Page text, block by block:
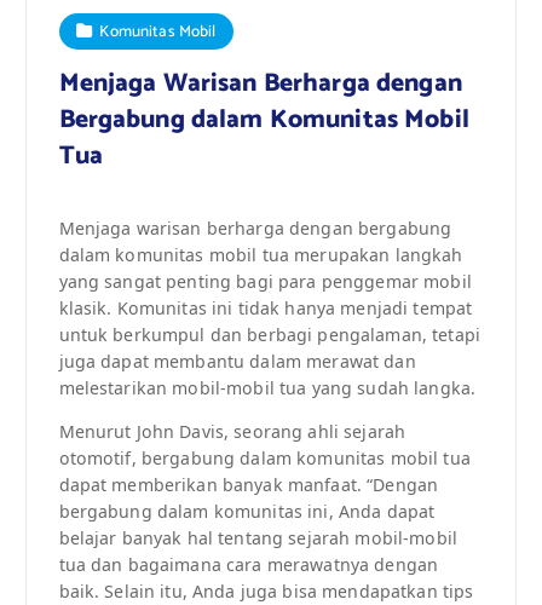
Komunitas Mobil
Menjaga Warisan Berharga dengan
Bergabung dalam Komunitas Mobil
Tua
Menjaga warisan berharga dengan bergabung
dalam komunitas mobil tua merupakan langkah
yang sangat penting bagi para penggemar mobil
klasik. Komunitas ini tidak hanya menjadi tempat
untuk berkumpul dan berbagi pengalaman, tetapi
juga dapat membantu dalam merawat dan
melestarikan mobil-mobil tua yang sudah langka.
Menurut John Davis, seorang ahli sejarah
otomotif, bergabung dalam komunitas mobil tua
dapat memberikan banyak manfaat. “Dengan
bergabung dalam komunitas ini, Anda dapat
belajar banyak hal tentang sejarah mobil-mobil
tua dan bagaimana cara merawatnya dengan
baik. Selain itu, Anda juga bisa mendapatkan tips